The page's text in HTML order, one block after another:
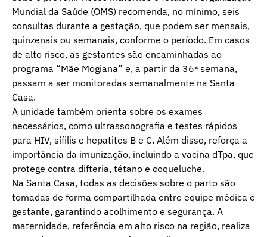
Mundial da Saúde (OMS) recomenda, no mínimo, seis
consultas durante a gestação, que podem ser mensais,
quinzenais ou semanais, conforme o período. Em casos
de alto risco, as gestantes são encaminhadas ao
programa “Mãe Mogiana” e, a partir da 36ª semana,
passam a ser monitoradas semanalmente na Santa
Casa.
A unidade também orienta sobre os exames
necessários, como ultrassonografia e testes rápidos
para HIV, sífilis e hepatites B e C. Além disso, reforça a
importância da imunização, incluindo a vacina dTpa, que
protege contra difteria, tétano e coqueluche.
Na Santa Casa, todas as decisões sobre o parto são
tomadas de forma compartilhada entre equipe médica e
gestante, garantindo acolhimento e segurança. A
maternidade, referência em alto risco na região, realiza